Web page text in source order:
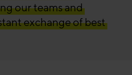
our teams and
exchange of best